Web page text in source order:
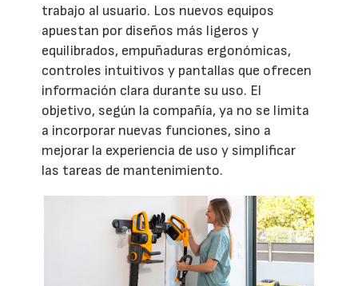
trabajo al usuario. Los nuevos equipos
apuestan por diseños más ligeros y
equilibrados, empuñaduras ergonómicas,
controles intuitivos y pantallas que ofrecen
información clara durante su uso. El
objetivo, según la compañía, ya no se limita
a incorporar nuevas funciones, sino a
mejorar la experiencia de uso y simplificar
las tareas de mantenimiento.